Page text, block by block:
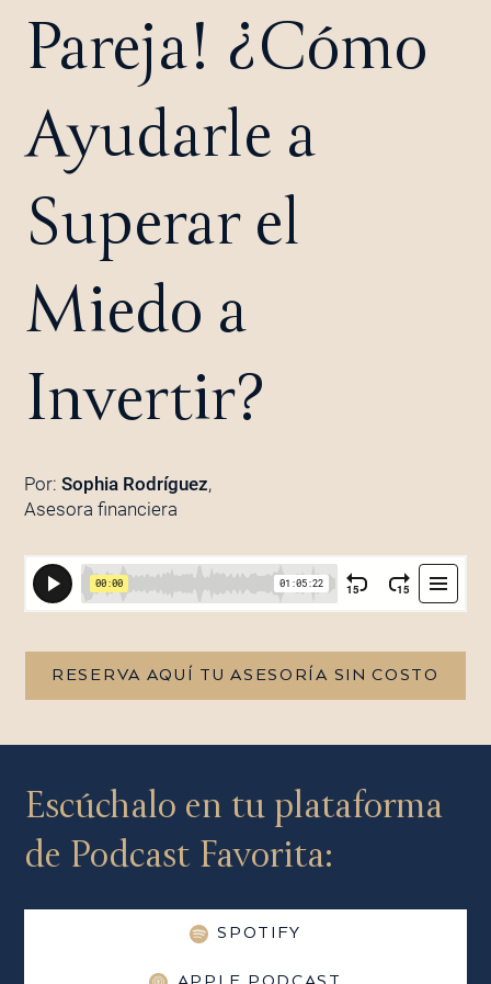
Pareja! ¿Cómo
Ayudarle a
Superar el
Miedo a
Invertir?
Por: Sophia Rodríguez,
Asesora financiera
RESERVA AQUÍ TU ASESORÍA SIN COSTO
Escúchalo en tu plataforma
de Podcast Favorita:
SPOTIFY